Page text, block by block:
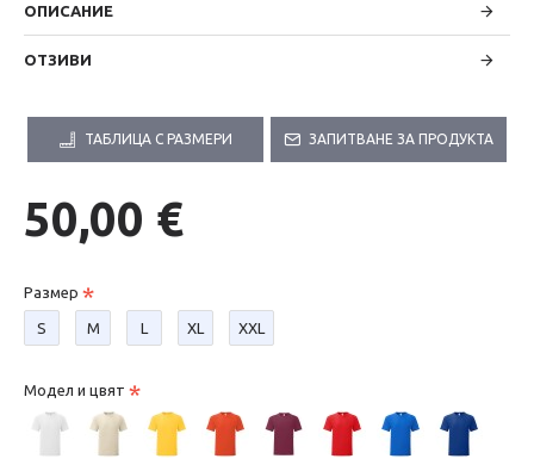
ОПИСАНИЕ
ОТЗИВИ
ТАБЛИЦА С РАЗМЕРИ ЗАПИТВАНЕ ЗА ПРОДУКТА
50,00 €
Размер
S М L XL XXL
Модел и цвят